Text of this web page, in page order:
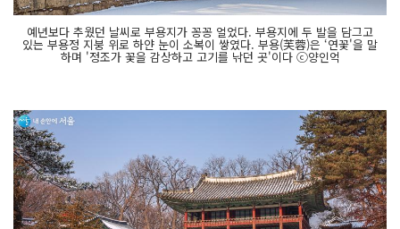
예년보다 추웠던 날씨로 부용지가 꽁꽁 얼었다. 부용지에 두 발을 담그고
있는 부용정 지붕 위로 하얀 눈이 소복이 쌓였다. 부용(芙蓉)은 ‘연꽃'을 말
하며 '정조가 꽃을 감상하고 고기를 낚던 곳'이다 ⓒ양인억